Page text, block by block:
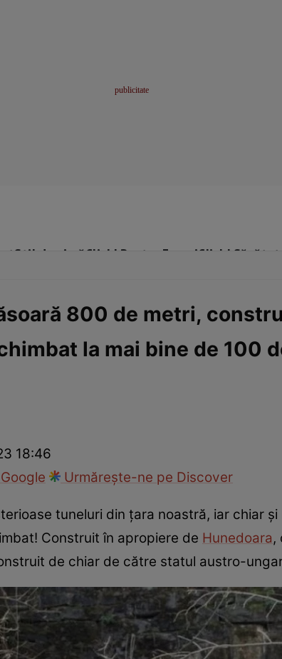
Stil de viațăClick! Pentru FemeiClick! Sănătate
Sport
800 de metri,
la mai bine de 100
18:46
Urmărește-ne pe Discover
tuneluri din țara noastră, iar chiar
Construit în apropiere de Hunedoara,
de chiar de către statul austro-